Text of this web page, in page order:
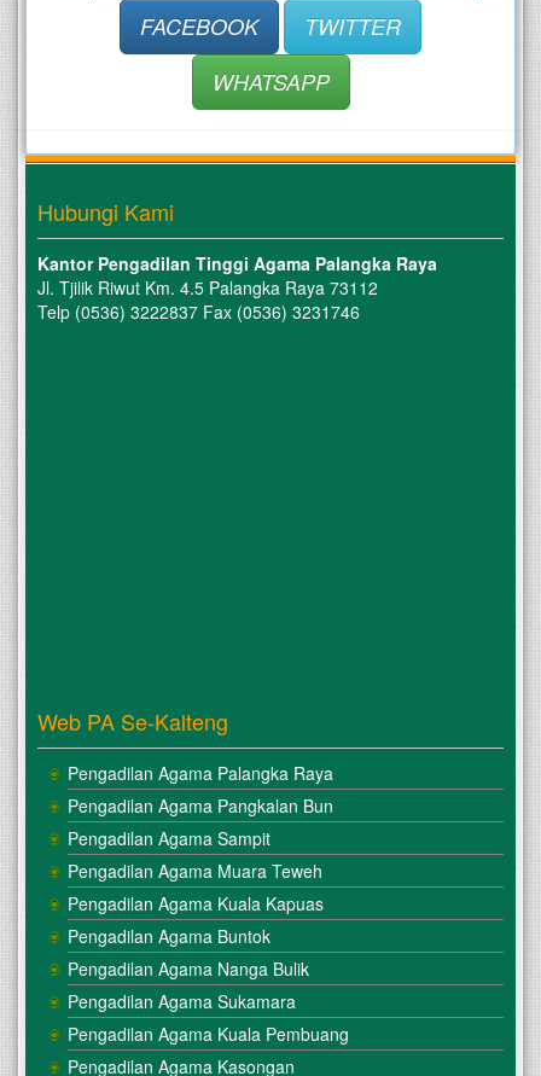
FACEBOOK
TWITTER
WHATSAPP
Hubungi Kami
Kantor Pengadilan Tinggi Agama Palangka Raya
Jl. Tjilik Riwut Km. 4.5 Palangka Raya 73112
Telp (0536) 3222837 Fax (0536) 3231746
Web PA Se-Kalteng
Pengadilan Agama Palangka Raya
Pengadilan Agama Pangkalan Bun
Pengadilan Agama Sampit
Pengadilan Agama Muara Teweh
Pengadilan Agama Kuala Kapuas
Pengadilan Agama Buntok
Pengadilan Agama Nanga Bulik
Pengadilan Agama Sukamara
Pengadilan Agama Kuala Pembuang
Pengadilan Agama Kasongan